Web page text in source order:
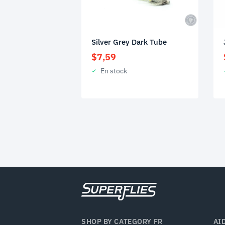
Silver Grey Dark Tube
$7,59
En stock
SHOP BY CATEGORY FR